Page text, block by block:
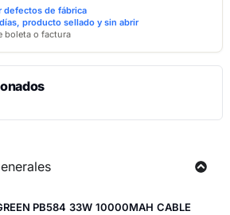
defectos de fábrica
producto sellado y sin abrir
boleta o factura
PB584 33W 10000MAH CABLE